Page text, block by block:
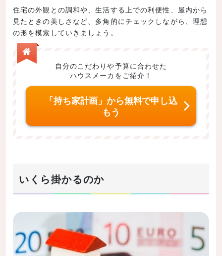
住宅の外観との調和や、生活する上での利便性、屋内から
見たときの美しさなど、多角的にチェックしながら、理想
の形を模索していきましょう。
自分のこだわりや予算に合わせた
ハウスメーカをご紹介！
「持ち家計画」から無料で申し込
もう
いくら掛かるのか